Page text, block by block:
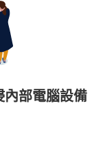
內部電腦設備